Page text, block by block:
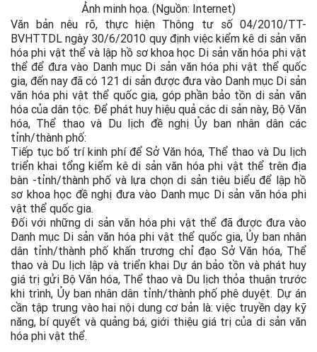
Ảnh minh họa. (Nguồn: Internet)
Văn bản nêu rõ, thực hiện Thông tư số 04/2010/TT-
BVHTTDL ngày 30/6/2010 quy định việc kiểm kê di sản văn
hóa phi vật thể và lập hồ sơ khoa học Di sản văn hóa phi vật
thể để đưa vào Danh mục Di sản văn hóa phi vật thể quốc
gia, đến nay đã có 121 di sản được đưa vào Danh mục Di sản
văn hóa phi vật thể quốc gia, góp phần bảo tồn di sản văn
hóa của dân tộc. Để phát huy hiệu quả các di sản này, Bộ Văn
hóa, Thể thao và Du lịch đề nghị Ủy ban nhân dân các
tỉnh/thành phố:
Tiếp tục bố trí kinh phí để Sở Văn hóa, Thể thao và Du lịch
triển khai tổng kiểm kê di sản văn hóa phi vật thể trên địa
bàn -tỉnh/thành phố và lựa chọn di sản tiêu biểu để lập hồ
sơ khoa học đề nghị đưa vào Danh mục Di sản văn hóa phi
vật thể quốc gia.
Đối với những di sản văn hóa phi vật thể đã được đưa vào
Danh mục Di sản văn hóa phi vật thể quốc gia, Ủy ban nhân
dân tỉnh/thành phố khấn trương chỉ đạo Sở Văn hóa, Thể
thao và Du lịch lập và triển khai Dự án bảo tồn và phát huy
giá trị gửi Bộ Văn hóa, Thể thao và Du lịch thỏa thuận trước
khi trình, Ủy ban nhân dân tỉnh/thành phố phê duyệt. Dự án
cần tập trung vào hai nội dung cơ bản là: việc truyền dạy kỹ
năng, bí quyết và quảng bá, giới thiệu giá trị của di sản văn
hóa phi vật thể.